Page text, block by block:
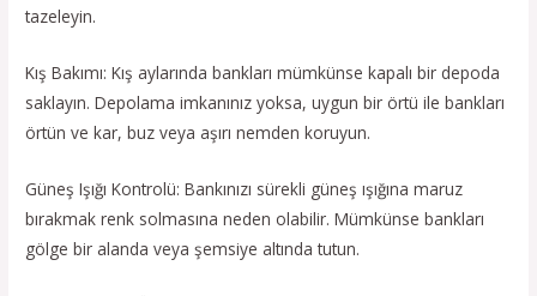
tazeleyin.
Kış Bakımı: Kış aylarında bankları mümkünse kapalı bir depoda
saklayın. Depolama imkanınız yoksa, uygun bir örtü ile bankları
örtün ve kar, buz veya aşırı nemden koruyun.
Güneş Işığı Kontrolü: Bankınızı sürekli güneş ışığına maruz
bırakmak renk solmasına neden olabilir. Mümkünse bankları
gölge bir alanda veya şemsiye altında tutun.